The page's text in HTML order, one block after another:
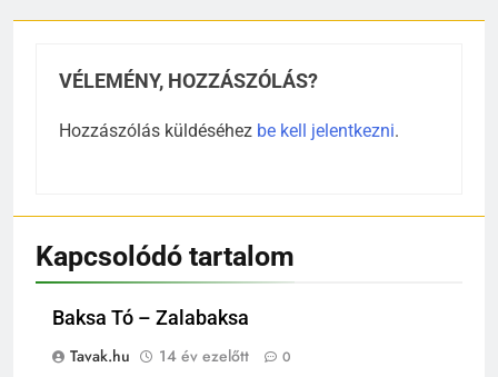
VÉLEMÉNY, HOZZÁSZÓLÁS?
Hozzászólás küldéséhez be kell jelentkezni.
Kapcsolódó tartalom
Baksa Tó – Zalabaksa
Tavak.hu
14 év ezelőtt 0